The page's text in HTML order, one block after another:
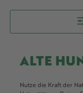
ALTE
Nutze die Kraft der